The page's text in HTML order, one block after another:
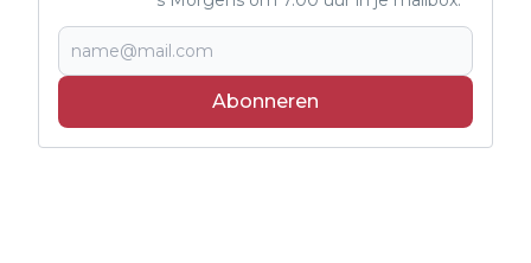
Abonneren